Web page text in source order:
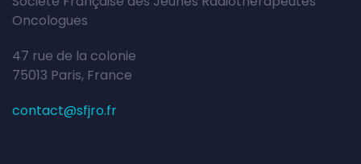
Oncologues
47 rue de la colonie
75013 Paris, France
contact@sfjro.fr